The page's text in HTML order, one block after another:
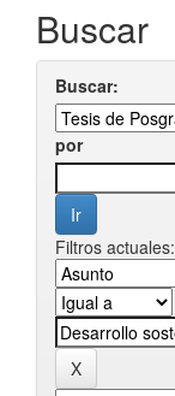
Buscar
Buscar:
por
Filtros actuales: